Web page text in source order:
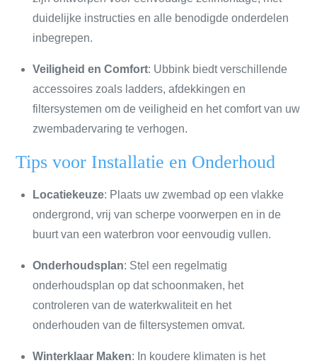
duidelijke instructies en alle benodigde onderdelen
inbegrepen.
Veiligheid en Comfort: Ubbink biedt verschillende
accessoires zoals ladders, afdekkingen en
filtersystemen om de veiligheid en het comfort van uw
zwembadervaring te verhogen.
Tips voor Installatie en Onderhoud
Locatiekeuze: Plaats uw zwembad op een vlakke
ondergrond, vrij van scherpe voorwerpen en in de
buurt van een waterbron voor eenvoudig vullen.
Onderhoudsplan: Stel een regelmatig
onderhoudsplan op dat schoonmaken, het
controleren van de waterkwaliteit en het
onderhouden van de filtersystemen omvat.
Winterklaar Maken: In koudere klimaten is het